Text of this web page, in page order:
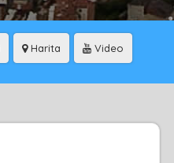
Harita Video